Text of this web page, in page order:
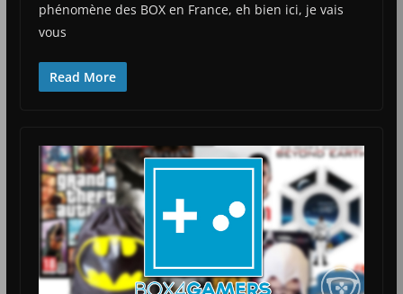
phénomène des BOX en France, eh bien ici, je vais
vous
Read More